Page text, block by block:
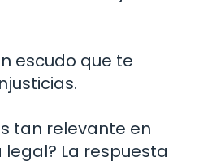
escudo que te
tan relevante en
La respuesta